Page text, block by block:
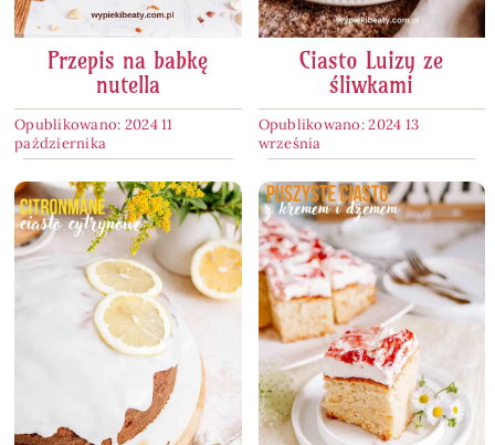
Przepis na babkę
nutella
Opublikowano: 2024 11
października
Ciasto Luizy ze
śliwkami
Opublikowano: 2024 13
września